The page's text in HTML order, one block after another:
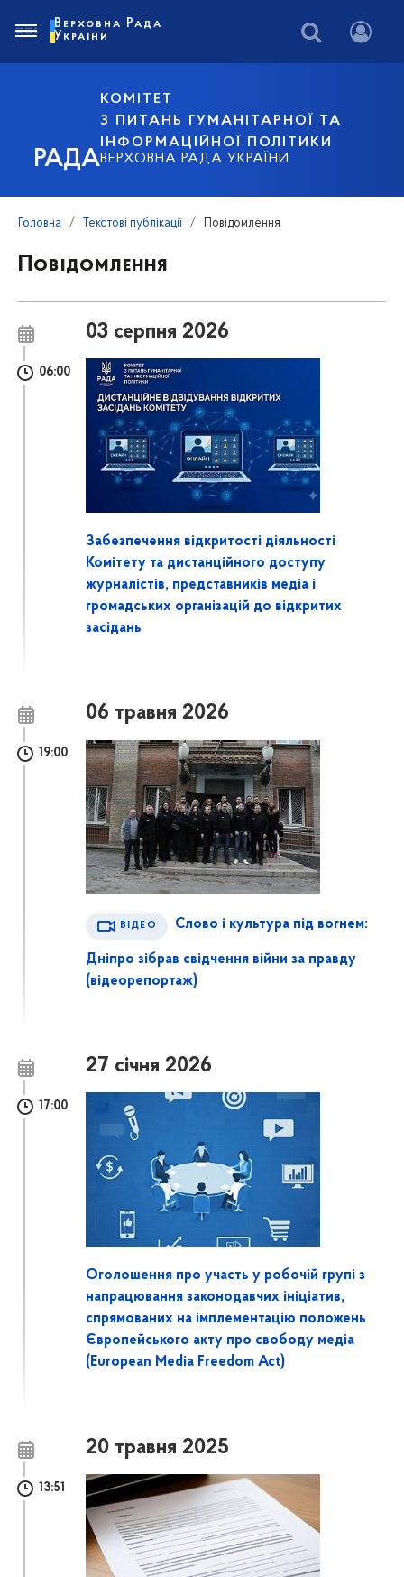
РАДА
КОМІТЕТ
З ПИТАНЬ ГУМАНІТАРНОЇ ТА
ІНФОРМАЦІЙНОЇ ПОЛІТИКИ
ВЕРХОВНА РАДА УКРАЇНИ
Верховна Рада
України
Головна Текстові публікації Повідомлення
Повідомлення
03 серпня 2026
06:00
Забезпечення відкритості діяльності
Комітету та дистанційного доступу
журналістів, представників медіа і
громадських організацій до відкритих
засідань
06 травня 2026
19:00
ВІДЕО Слово і культура під вогнем:
Дніпро зібрав свідчення війни за правду
(відеорепортаж)
27 січня 2026
17:00
Оголошення про участь у робочій групі з
напрацювання законодавчих ініціатив,
спрямованих на імплементацію положень
Європейського акту про свободу медіа
(European Media Freedom Act)
20 травня 2025
13:51